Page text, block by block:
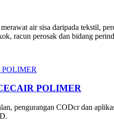
air sisa daripada tekstil,
racun perosak dan bidang
POLIMER
pengurangan CODcr dan